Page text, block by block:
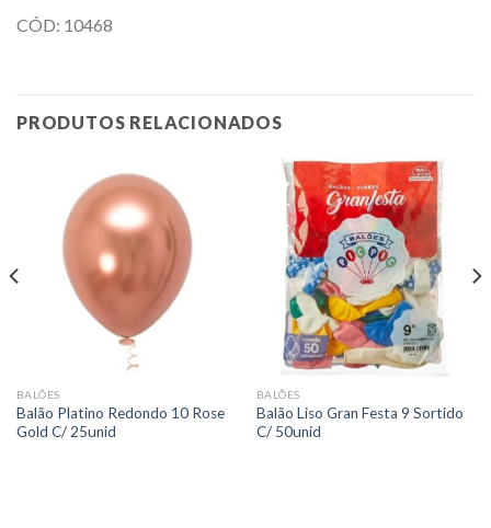
CÓD: 10468
PRODUTOS RELACIONADOS
BALÕES
Balão Platino Redondo 10 Rose
Gold C/ 25unid
BALÕES
Balão Liso Gran Festa 9 Sortido
C/ 50unid